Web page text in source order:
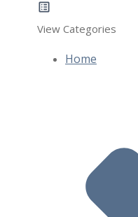
View Categories
Home